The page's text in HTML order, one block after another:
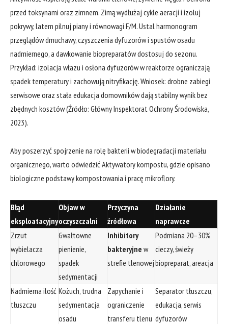
przed toksynami oraz zimnem. Zimą wydłużaj cykle aeracji i izoluj
pokrywy, latem pilnuj piany i równowagi F/M. Ustal harmonogram
przeglądów dmuchawy, czyszczenia dyfuzorów i spustów osadu
nadmiernego, a dawkowanie biopreparatów dostosuj do sezonu.
Przykład: izolacja włazu i osłona dyfuzorów w reaktorze ograniczają
spadek temperatury i zachowują nitryfikację. Wniosek: drobne zabiegi
serwisowe oraz stała edukacja domowników dają stabilny wynik bez
zbędnych kosztów (Źródło: Główny Inspektorat Ochrony Środowiska,
2023).
Aby poszerzyć spojrzenie na rolę bakterii w biodegradacji materiału
organicznego, warto odwiedzićAktywatory kompostu, gdzie opisano
biologiczne podstawy kompostowania i pracę mikroflory.
Błąd
eksploatacyjny
Objaw w
oczyszczalni
Przyczyna
źródłowa
Działanie
naprawcze
Zrzut
wybielacza
chlorowego
Gwałtowne
pienienie,
spadek
sedymentacji
Inhibitory
bakteryjne w
strefie tlenowej
Podmiana 20–30%
cieczy, świeży
biopreparat, areacja
Nadmierna ilość
tłuszczu
Kożuch, trudna
sedymentacja
osadu
Zapychanie i
ograniczenie
transferu tlenu
Separator tłuszczu,
edukacja, serwis
dyfuzorów